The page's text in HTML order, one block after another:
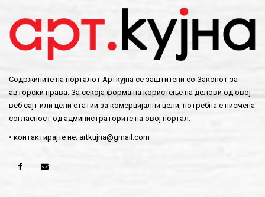
Содржините на порталот Арткујна се заштитени со Законот за
авторски права. За секоја форма на користење на делови од овој
веб сајт или цели статии за комерцијални цели, потребна е писмена
согласност од администраторите на овој портал.
• контактирајте не: artkujna@gmail.com